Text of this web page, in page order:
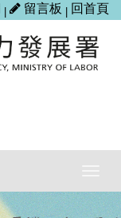
留言板 回首頁
覽
列